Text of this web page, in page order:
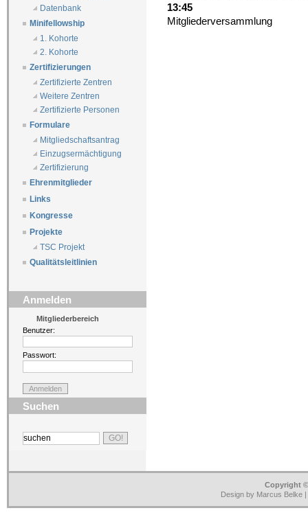
Datenbank
Minifellowship
1. Kohorte
2. Kohorte
Zertifizierungen
Zertifizierte Zentren
Weitere Zentren
Zertifizierte Personen
Formulare
Mitgliedschaftsantrag
Einzugsermächtigung
Zertifizierung
Ehrenmitglieder
Links
Kongresse
Projekte
TSC Projekt
Qualitätsleitlinien
Anmelden
Mitgliederbereich
Benutzer:
Passwort:
Suchen
13:45
Mitgliederversammlung
Copyright
Design by Marcus Belke